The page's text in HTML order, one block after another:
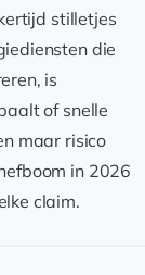
stilletjes
die
is
of snelle
maar risico
in 2026
claim.